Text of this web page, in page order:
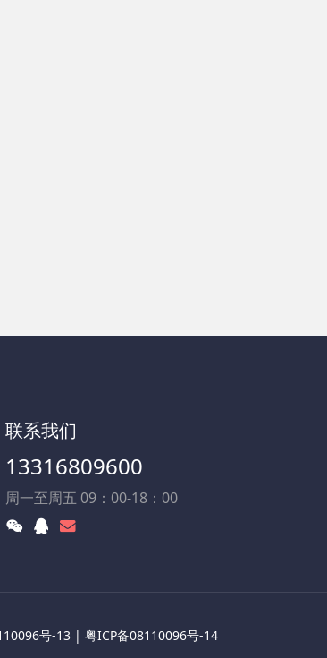
联系我们
13316809600
周一至周五 09：00-18：00
号-13| 粤ICP备08110096号-14